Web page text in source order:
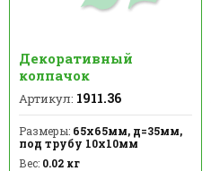
Декоративный
колпачок
Артикул: 1911.36
Размеры: 65х65мм, д=35мм,
под трубу 10х10мм
Вес: 0.02 кг